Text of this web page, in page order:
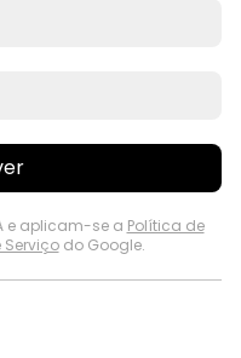
e aplicam-se a Política de
Serviçodo Google.